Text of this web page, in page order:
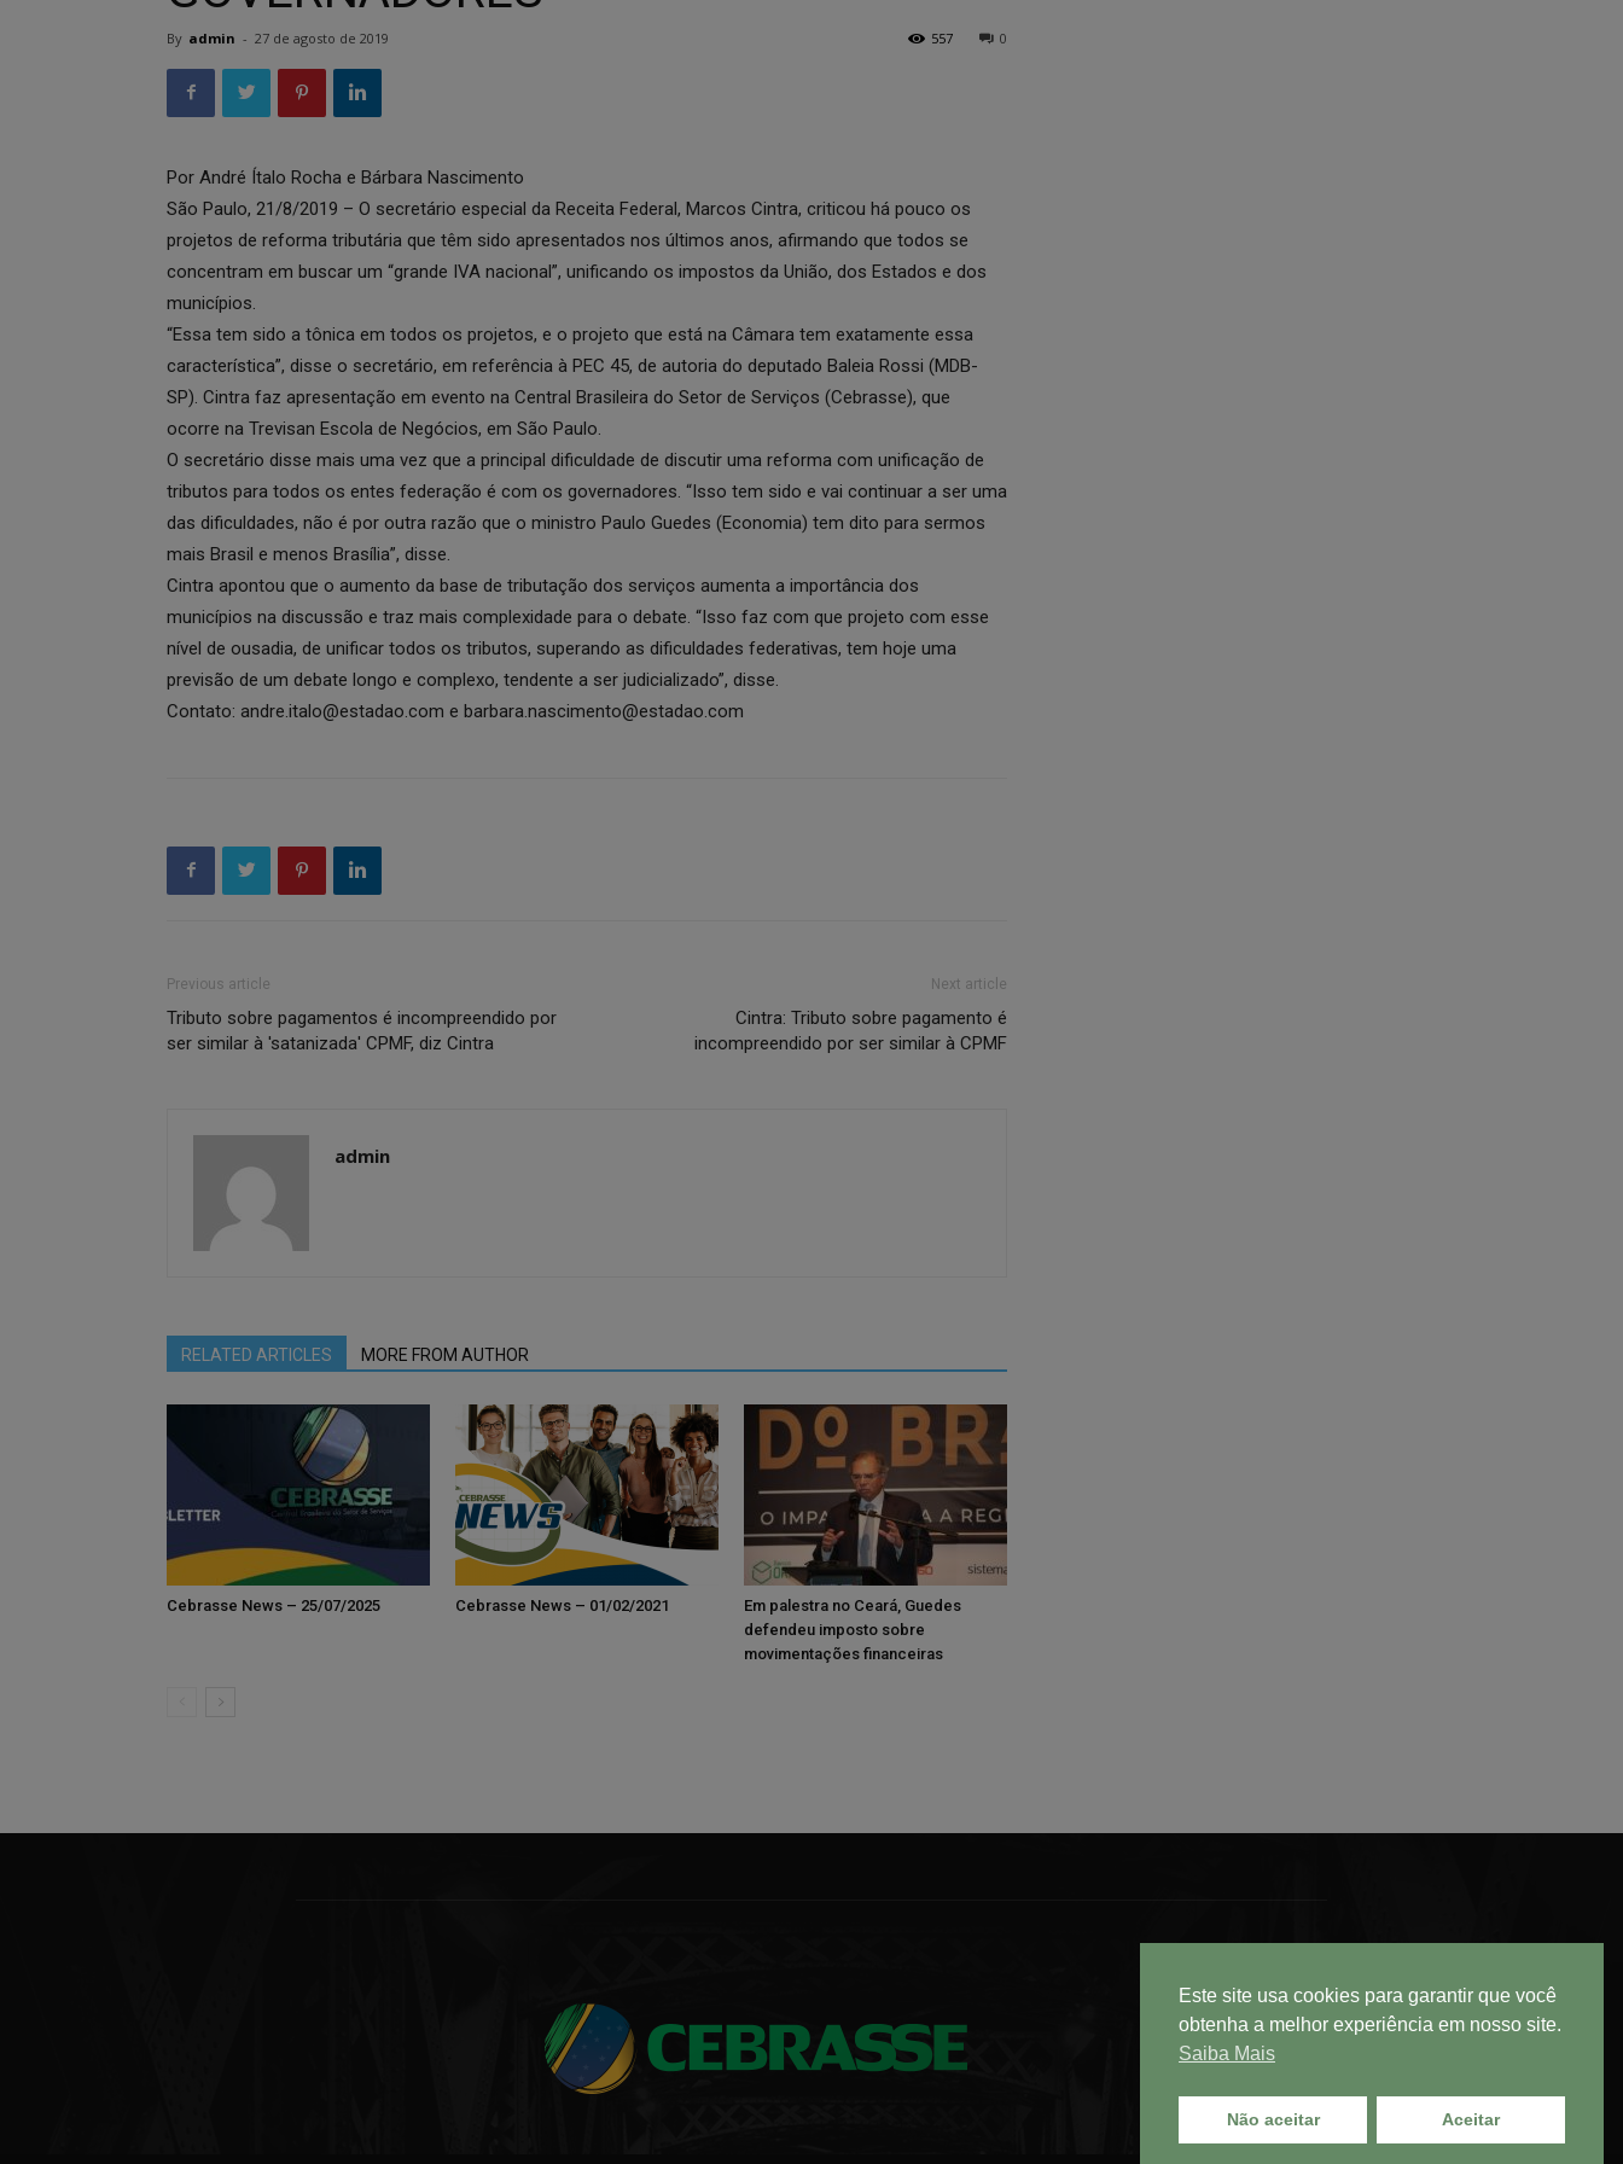
By admin - 27 de agosto de 2019 0
557
Por André Ítalo Rocha e Bárbara Nascimento
São Paulo, 21/8/2019 – O secretário especial da Receita Federal, Marcos Cintra, criticou há pouco os
projetos de reforma tributária que têm sido apresentados nos últimos anos, afirmando que todos se
concentram em buscar um “grande IVA nacional”, unificando os impostos da União, dos Estados e dos
municípios.
“Essa tem sido a tônica em todos os projetos, e o projeto que está na Câmara tem exatamente essa
característica”, disse o secretário, em referência à PEC 45, de autoria do deputado Baleia Rossi (MDB-
SP). Cintra faz apresentação em evento na Central Brasileira do Setor de Serviços (Cebrasse), que
ocorre na Trevisan Escola de Negócios, em São Paulo.
O secretário disse mais uma vez que a principal dificuldade de discutir uma reforma com unificação de
tributos para todos os entes federação é com os governadores. “Isso tem sido e vai continuar a ser uma
das dificuldades, não é por outra razão que o ministro Paulo Guedes (Economia) tem dito para sermos
mais Brasil e menos Brasília”, disse.
Cintra apontou que o aumento da base de tributação dos serviços aumenta a importância dos
municípios na discussão e traz mais complexidade para o debate. “Isso faz com que projeto com esse
nível de ousadia, de unificar todos os tributos, superando as dificuldades federativas, tem hoje uma
previsão de um debate longo e complexo, tendente a ser judicializado”, disse.
Contato: andre.italo@estadao.com e barbara.nascimento@estadao.com
Previous article
Tributo sobre pagamentos é incompreendido por
ser similar à 'satanizada' CPMF, diz Cintra
Next article
Cintra: Tributo sobre pagamento é
incompreendido por ser similar à CPMF
admin
RELATED ARTICLES MORE FROM AUTHOR
Cebrasse News – 25/07/2025 Cebrasse News – 01/02/2021
Em palestra no Ceará, Guedes
defendeu imposto sobre
movimentações financeiras
Este site usa cookies para garantir que você
obtenha a melhor experiência em nosso site.
Saiba Mais
Não aceitar Aceitar